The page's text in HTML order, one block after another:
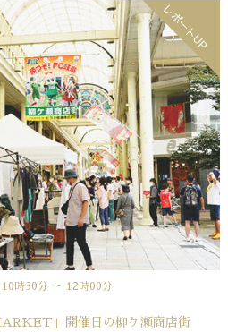
レポートUP
時30分 ～ 12時00分
」開催日の柳ケ瀬商店街